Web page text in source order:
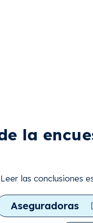
la
Leer las conclusiones
Aseguradoras